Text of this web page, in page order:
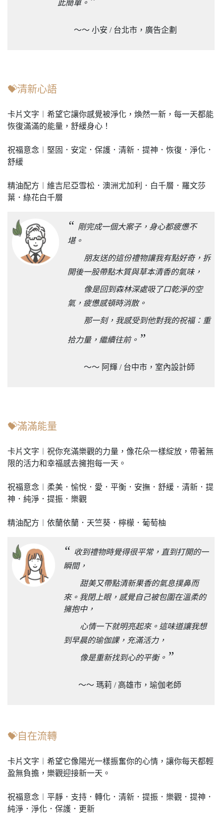
此簡單。
～～ 小安 / 台北市，廣告企劃
💝清新心語
卡片文字︱希望它讓你感覺被淨化，煥然一新，每一天都能
恢復滿滿的能量，舒緩身心！
祝福意念︱堅固．安定．保護．清新．提神．恢復．淨化．
舒緩
精油配方︱維吉尼亞雪松．澳洲尤加利．白千層．羅文莎
葉．綠花白千層
“ 剛完成一個大案子，身心都疲憊不
堪。
朋友送的這份禮物讓我有點好奇，拆
開後一股帶點木質與草本清香的氣味，
像是回到森林深處吸了口乾淨的空
氣，疲憊感頓時消散。
那一刻，我感受到他對我的祝福：重
拾力量，繼續往前。 ”
～～ 阿輝 / 台中市，室內設計師
💝滿滿能量
卡片文字︱祝你充滿樂觀的力量，像花朵一樣綻放，帶著無
限的活力和幸福感去擁抱每一天。
祝福意念︱柔美．愉悅．愛．平衡．安撫．舒緩．清新．提
神．純淨．提振．樂觀
精油配方︱依蘭依蘭．天竺葵．檸檬．葡萄柚
“ 收到禮物時覺得很平常，直到打開的一
瞬間，
甜美又帶點清新果香的氣息撲鼻而
來。我閉上眼，感覺自己被包圍在溫柔的
擁抱中，
心情一下就明亮起來。這味道讓我想
到早晨的瑜伽課，充滿活力，
像是重新找到心的平衡。 ”
～～ 瑪莉 / 高雄市，瑜伽老師
💝自在流轉
卡片文字︱希望它像陽光一樣振奮你的心情，讓你每天都輕
盈無負擔，樂觀迎接新一天。
祝福意念︱平靜．支持．轉化．清新．提振．樂觀．提神．
純淨．淨化．保護．更新